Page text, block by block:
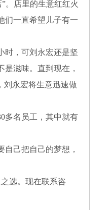
”。店里的生意红红火
们一直希望儿子有一
，可刘永宏还是坚
滋味。直到现在，
刘永宏将生意迅速做
多名员工，其中就有
己把自己的梦想，
选。现在联系咨